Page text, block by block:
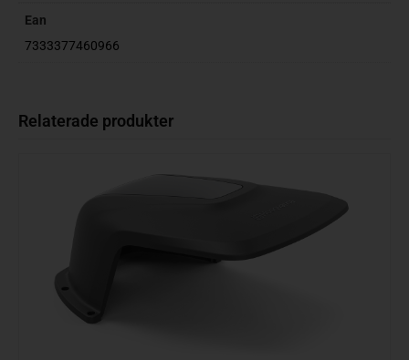
Ean
7333377460966
Relaterade produkter